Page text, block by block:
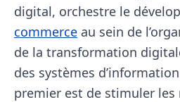
digital, orchestre le
commerce au sein de
de la transformation
des systèmes d’information
premier est de stimuler les